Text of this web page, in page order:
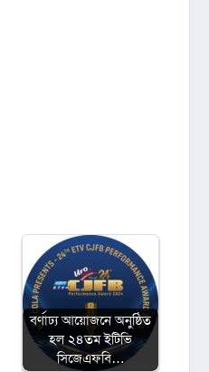
বর্ণাঢ্য আয়োজনে অনুষ্ঠিত
হল ২৪তম ইটিভি
সিজেএফবি…